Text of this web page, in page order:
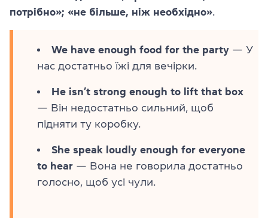
потрібно»; «не більше, ніж необхідно»
We have enough food for the party — У
нас достатньо їжі для вечірки.
He isn’t strong enough to lift that box
— Він недостатньо сильний, щоб
підняти ту коробку.
She speak loudly enough for everyone
to hear — Вона не говорила достатньо
голосно, щоб усі чули.